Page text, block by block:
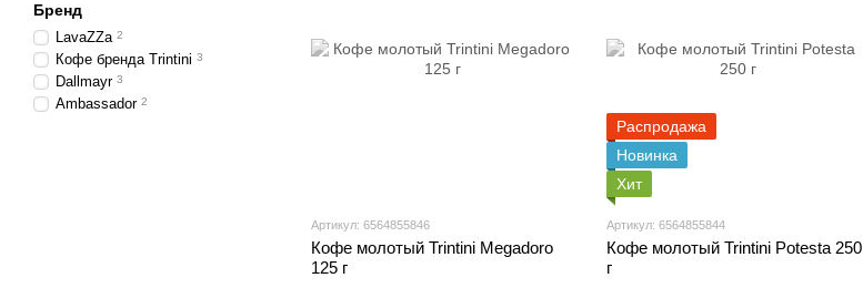
Артикул: 6564855846
Кофе молотый Trintini Megadoro
125 г
Распродажа
Новинка
Хит
Артикул: 6564855844
Кофе молотый Trintini Potesta 250
г
Бренд
LavaZZa 2
Кофе бренда Trintini 3
Dallmayr 3
Ambassador 2